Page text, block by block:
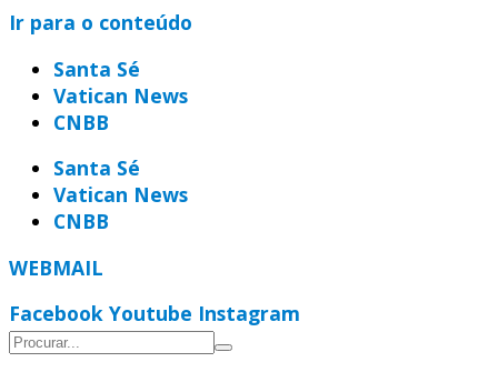
Ir para o conteúdo
Santa Sé
Vatican News
CNBB
Santa Sé
Vatican News
CNBB
WEBMAIL
Facebook Youtube Instagram